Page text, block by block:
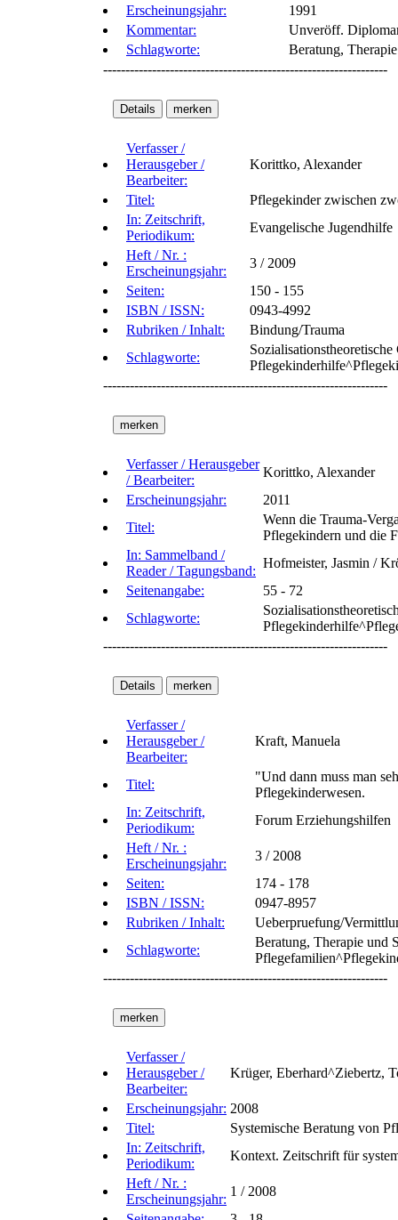
Erscheinungsjahr:
1991
Kommentar:
Unveröff.
Schlagworte:
Beratung,
----------------------------------------------------------------
Verfasser /
Herausgeber /
Bearbeiter:
Korittko, Alexander
Titel:
Pflegekinder zwischen
In: Zeitschrift,
Periodikum:
Evangelische Jugendhilfe
Heft / Nr. :
Erscheinungsjahr:
3 / 2009
Seiten:
150 - 155
ISBN / ISSN:
0943-4992
Rubriken / Inhalt:
Bindung/Trauma
Schlagworte:
----------------------------------------------------------------
Verfasser / Herausgeber
/ Bearbeiter:
Korittko, Alexander
Erscheinungsjahr:
2011
Titel:
Wenn die Trauma-
Pflegekindern und die
In: Sammelband /
Reader / Tagungsband:
Hofmeister, Jasmin /
Seitenangabe:
55 - 72
Schlagworte:
----------------------------------------------------------------
Verfasser /
Herausgeber /
Bearbeiter:
Kraft, Manuela
Titel:
"Und dann muss man
Pflegekinderwesen.
In: Zeitschrift,
Periodikum:
Forum Erziehungshilfen
Heft / Nr. :
Erscheinungsjahr:
3 / 2008
Seiten:
174 - 178
ISBN / ISSN:
0947-8957
Rubriken / Inhalt:
Ueberpruefung/
Schlagworte:
Beratung, Therapie und
----------------------------------------------------------------
Verfasser /
Herausgeber /
Bearbeiter:
Krüger, Eberhard^Ziebertz,
Erscheinungsjahr: 2008
Titel:
Systemische Beratung von
In: Zeitschrift,
Periodikum:
Kontext. Zeitschrift für
Heft / Nr. :
Erscheinungsjahr:
1 / 2008